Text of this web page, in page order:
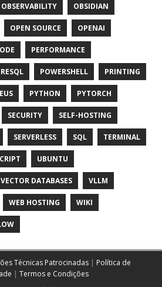
OBSERVABILITY OBSIDIAN
OPEN SOURCE OPENAI
PERFORMANCE
POWERSHELL PRINTING
PYTHON PYTORCH
SECURITY SELF-HOSTING
SERVERLESS SQL TERMINAL
UBUNTU
VECTOR DATABASES VLLM
WEB HOSTING WIKI
Técnicas Patrocinadas| Política de
| Termos e Condições